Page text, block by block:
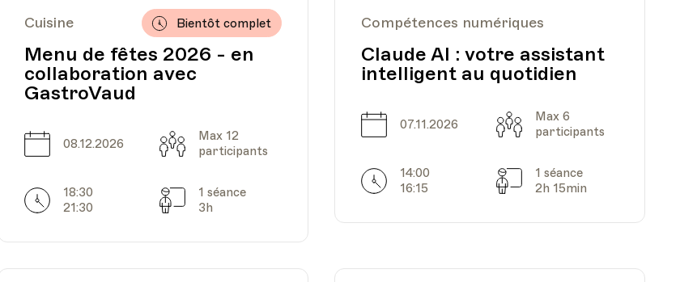
HEP - Haute Ecole
Pédagogique
1005, Lausanne
Av. de Cour 33
HEP - Haute Ecole
Pédagogique
Cuisine
Menu de fêtes 2026 - en
collaboration avec
GastroVaud
Bientôt complet
Date
08.12.2026 Capacité
Max 12
participants
Horarires
18:30
21:30
Séances
1 séance
3h
Compétences numériques
Claude AI : votre assistant
intelligent au quotidien
Date
07.11.2026 Capacité
Max 6
participants
Horarires
14:00
16:15
Séances
1 séance
2h 15min